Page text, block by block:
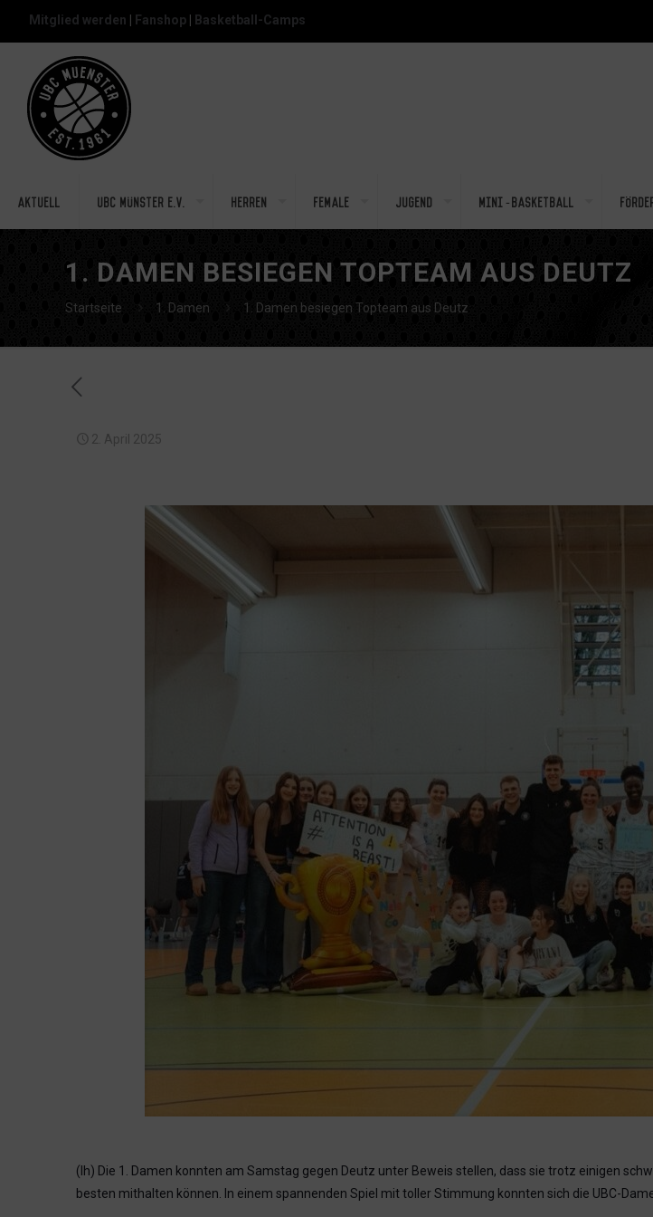
Mitglied werden Fanshop Basketball-Camps
Aktuell UBC Münster e.V. Herren Female Jugend Mini-Basketball
1. DAMEN BESIEGEN TOPTEAM AUS DEUTZ
Startseite 1. Damen 1. Damen besiegen Topteam aus Deutz
2. April 2025
(lh) Die 1. Damen konnten am Samstag gegen Deutz unter Beweis stellen, dass sie trotz einigen
besten mithalten können. In einem spannenden Spiel mit toller Stimmung konnten sich die UBC-